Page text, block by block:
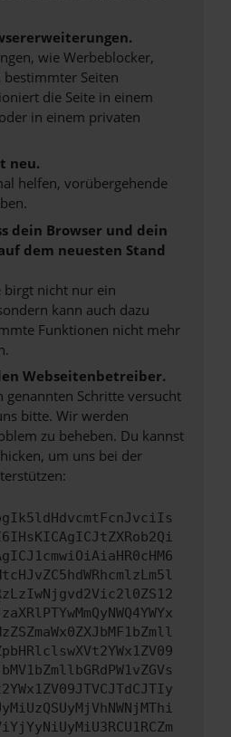
wie Werbeblocker,
bestimmter Seiten
die Seite in einem
in einem privaten
neu.
helfen, vorübergehende
dein Browser und dein
dem neuesten Stand
birgt nicht nur ein
kann auch dazu
Funktionen nicht mehr
Webseitenbetreiber.
genannten Schritte versucht
bitte. Wir werden
zu beheben. Du kannst
um uns bei der